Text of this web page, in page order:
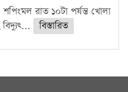
রাত ১০টা পর্যন্ত খোলা
বিস্তারিত